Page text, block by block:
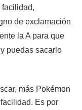
facilidad,
de exclamación
la A para que
puedas sacarlo
más Pokémon
Es por